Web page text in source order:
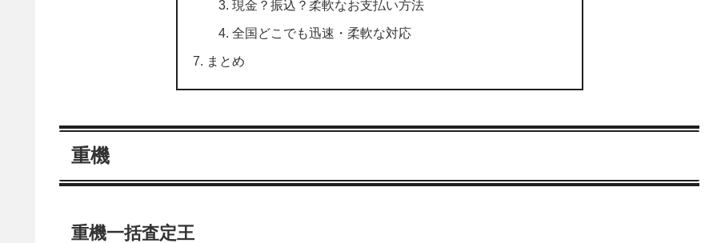
現金？振込？柔軟なお支払い方法
全国どこでも迅速・柔軟な対応
まとめ
重機
重機一括査定王